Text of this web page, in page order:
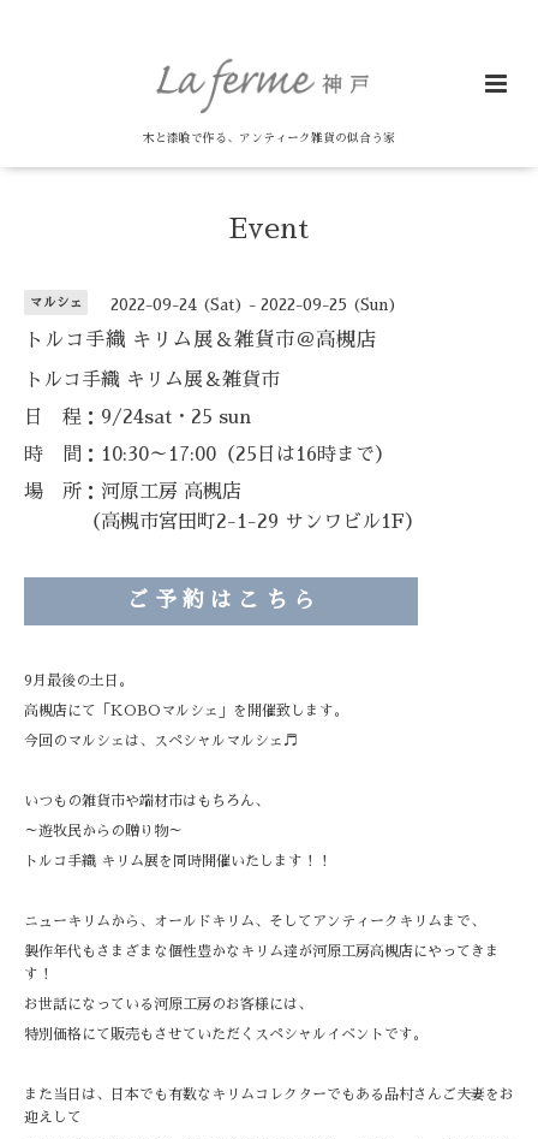
木と漆喰で作る、アンティーク雑貨の似合う家
Event
マルシェ 2022-09-24 (Sat) - 2022-09-25 (Sun)
トルコ手織 キリム展＆雑貨市＠高槻店
トルコ手織 キリム展＆雑貨市
日 程：9/24sat・25 sun
時 間：10:30～17:00（25日は16時まで）
場 所： 河原工房 高槻店
（高槻市宮田町2-1-29 サンワビル1F）
ご 予 約 は こ ち ら
9月最後の土日。
高槻店にて「KOBOマルシェ」を開催致します。
今回のマルシェは、スペシャルマルシェ♬
いつもの雑貨市や端材市はもちろん、
～遊牧民からの贈り物～
トルコ手織 キリム展を同時開催いたします！！
ニューキリムから、オールドキリム、そしてアンティークキリムまで、
製作年代もさまざまな個性豊かなキリム達が河原工房高槻店にやってきま
す！
お世話になっている河原工房のお客様には、
特別価格にて販売もさせていただくスペシャルイベントです。
また当日は、日本でも有数なキリムコレクターでもある品村さんご夫妻をお
迎えして